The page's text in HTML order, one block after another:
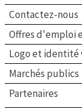
Contactez-nous
Offres d'emploi
Logo et identité
Marchés publics
Partenaires